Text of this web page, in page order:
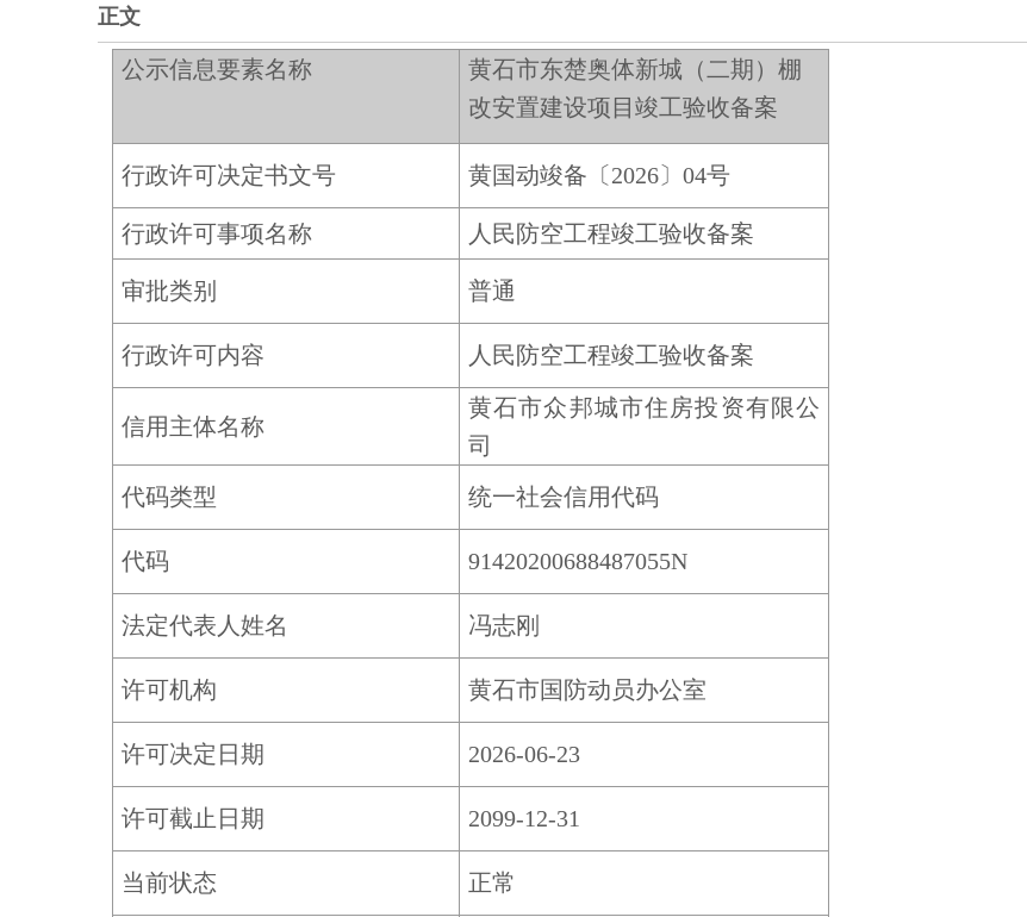
正文
公示信息要素名称
黄石市东楚奥体新城（二期）棚
改安置建设项目竣工验收备案
行政许可决定书文号 黄国动竣备〔2026〕04号
行政许可事项名称 人民防空工程竣工验收备案
审批类别 普通
行政许可内容 人民防空工程竣工验收备案
信用主体名称
黄石市众邦城市住房投资有限公
司
代码类型
统一社会信用代码
代码 91420200688487055N
法定代表人姓名 冯志刚
许可机构 黄石市国防动员办公室
许可决定日期 2026-06-23
许可截止日期 2099-12-31
当前状态 正常